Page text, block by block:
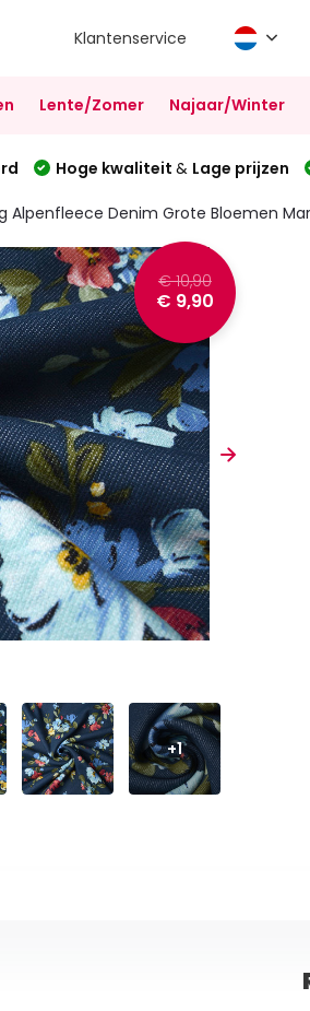
Klantenservice
Lente/Zomer Najaar/Winter
Hoge kwaliteit & Lage prijzen
Alpenfleece Denim Grote Bloemen
€ 10,90
€ 9,90
+1